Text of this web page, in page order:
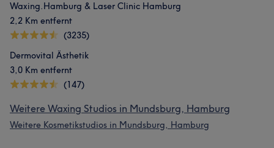
Waxing.Hamburg & Laser Clinic Hamburg
2,2 Km entfernt
(3235)
Dermovital Ästhetik
3,0 Km entfernt
(147)
Weitere Waxing Studios in Mundsburg, Hamburg
Weitere Kosmetikstudios in Mundsburg, Hamburg